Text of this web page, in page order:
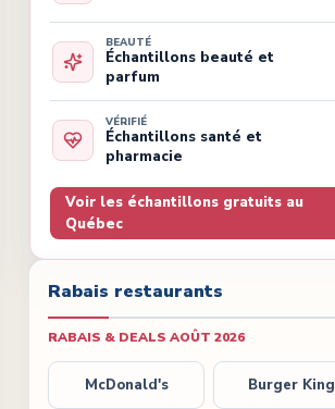
BEAUTÉ
Échantillons beauté et
parfum
VÉRIFIÉ
Échantillons santé et
pharmacie
Voir les échantillons gratuits au
Québec
Rabais restaurants
RABAIS & DEALS AOÛT 2026
McDonald's Burger King